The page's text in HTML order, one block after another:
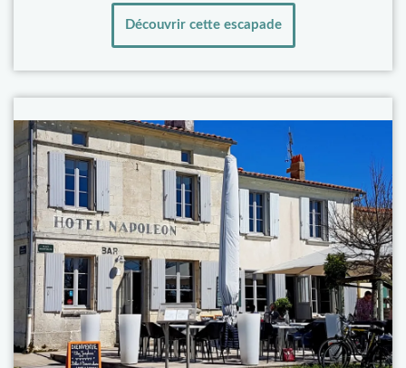
Découvrir cette escapade